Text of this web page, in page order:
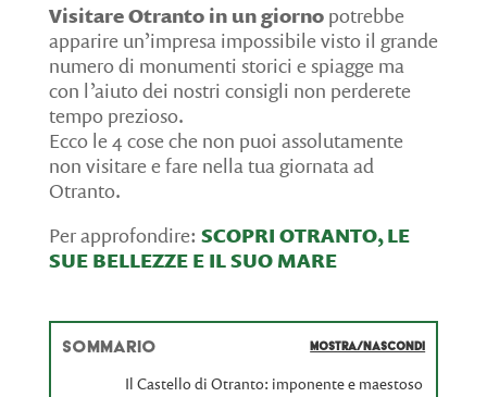
Visitare Otranto in un giornopotrebbe
apparire un’impresa impossibile visto il grande
numero di monumenti storici e spiagge ma
con l’aiuto dei nostri consigli non perderete
tempo prezioso.
Ecco le 4 cose che non puoi assolutamente
non visitare e fare nella tua giornata ad
Otranto.
Per approfondire: SCOPRI OTRANTO, LE
SUE BELLEZZE E IL SUO MARE
MOSTRA/NASCONDI
SOMMARIO
Il Castello di Otranto: imponente e maestoso